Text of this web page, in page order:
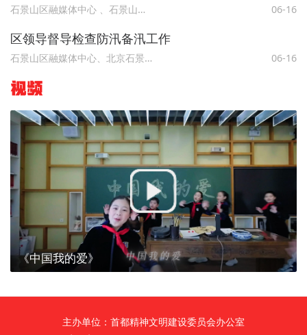
石景山区融媒体中心 、石景山区卫生健康委、北京石景山 06-16
区领导督导检查防汛备汛工作
石景山区融媒体中心、北京石景山 06-16
视频
《中国我的爱》
主办单位：首都精神文明建设委员会办公室